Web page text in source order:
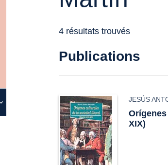
Sélectionnez
la
4 résultats trouvés
Publications
JESÚS
XIX)